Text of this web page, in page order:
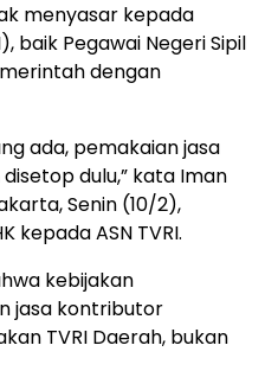
menyasar kepada
baik Pegawai Negeri Sipil
dengan
ada, pemakaian jasa
dulu,” kata Iman
Senin (10/2),
kepada ASN TVRI.
kebijakan
jasa kontributor
TVRI Daerah, bukan